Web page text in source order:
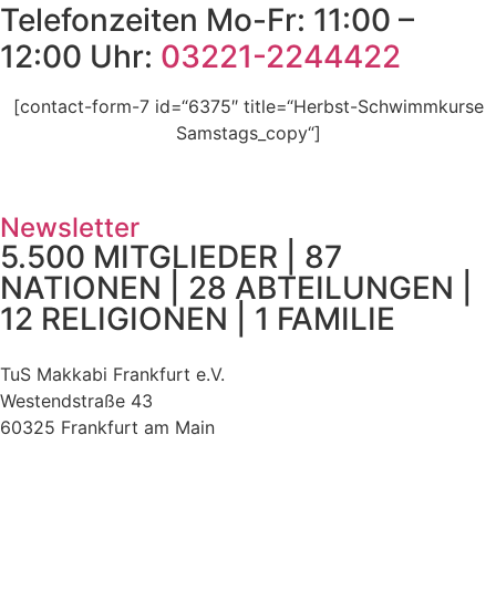
Telefonzeiten Mo-Fr: 11:00 –
12:00 Uhr: 03221-2244422
[contact-form-7 id=“6375″ title=“Herbst-Schwimmkurse
Samstags_copy“]
Newsletter
5.500 MITGLIEDER | 87
NATIONEN | 28 ABTEILUNGEN |
12 RELIGIONEN | 1 FAMILIE
TuS Makkabi Frankfurt e.V.
Westendstraße 43
60325 Frankfurt am Main